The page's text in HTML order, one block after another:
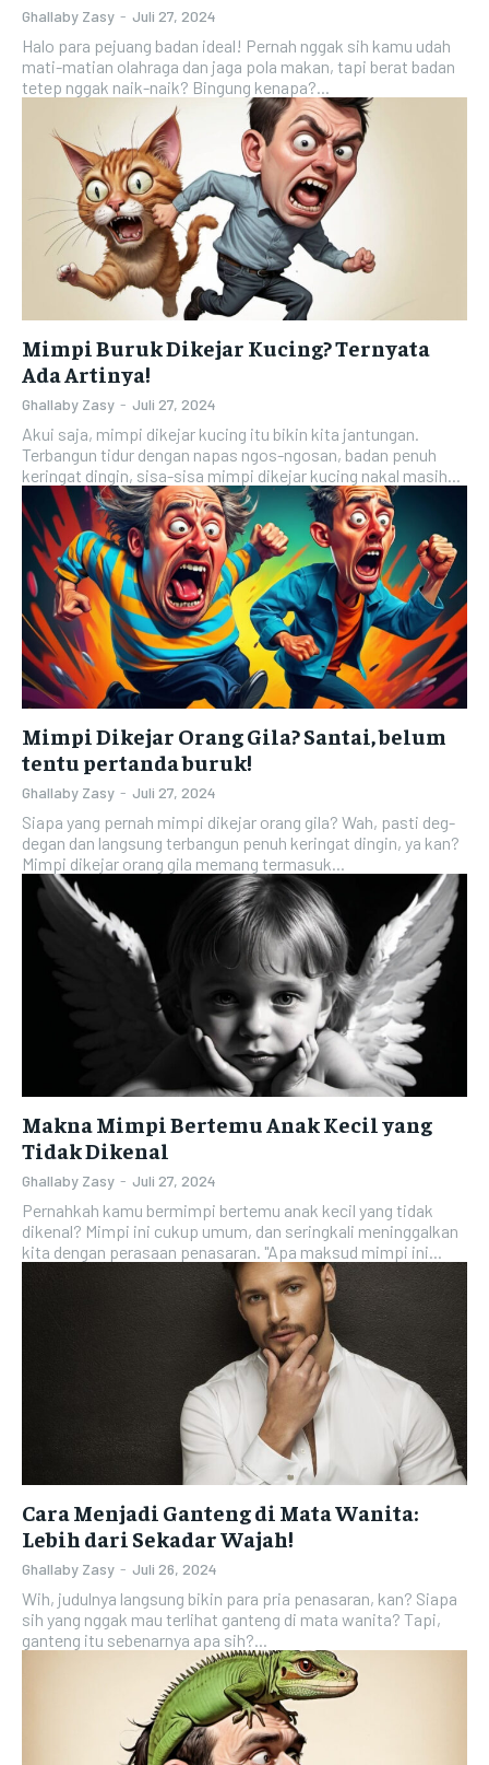
Ghallaby Zasy - Juli 27, 2024
Halo para pejuang badan ideal! Pernah nggak sih kamu udah
mati-matian olahraga dan jaga pola makan, tapi berat badan
tetep nggak naik-naik? Bingung kenapa?...
Mimpi Buruk Dikejar Kucing? Ternyata
Ada Artinya!
Ghallaby Zasy - Juli 27, 2024
Akui saja, mimpi dikejar kucing itu bikin kita jantungan.
Terbangun tidur dengan napas ngos-ngosan, badan penuh
keringat dingin, sisa-sisa mimpi dikejar kucing nakal masih...
Mimpi Dikejar Orang Gila? Santai, belum
tentu pertanda buruk!
Ghallaby Zasy - Juli 27, 2024
Siapa yang pernah mimpi dikejar orang gila? Wah, pasti deg-
degan dan langsung terbangun penuh keringat dingin, ya kan?
Mimpi dikejar orang gila memang termasuk...
Makna Mimpi Bertemu Anak Kecil yang
Tidak Dikenal
Ghallaby Zasy - Juli 27, 2024
Pernahkah kamu bermimpi bertemu anak kecil yang tidak
dikenal? Mimpi ini cukup umum, dan seringkali meninggalkan
kita dengan perasaan penasaran. "Apa maksud mimpi ini...
Cara Menjadi Ganteng di Mata Wanita:
Lebih dari Sekadar Wajah!
Ghallaby Zasy - Juli 26, 2024
Wih, judulnya langsung bikin para pria penasaran, kan? Siapa
sih yang nggak mau terlihat ganteng di mata wanita? Tapi,
ganteng itu sebenarnya apa sih?...